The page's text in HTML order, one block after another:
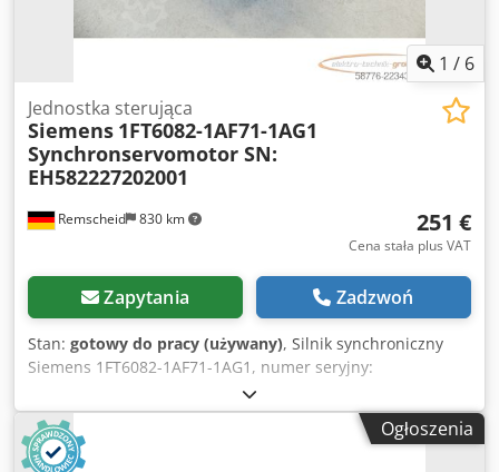
1 / 6
Remscheid 830 km
Jednostka sterująca
Siemens 1FT6082-1AF71-1AG1
Synchronservomotor SN:
EH582227202001
251 €
Cena stała plus VAT
Zapytania Zadzwoń
Stan: gotowy do pracy (używany), Silnik synchroniczny
Siemens 1FT6082-1AF71-1AG1, numer seryjny:
EH582227202001, wyposażony w enkoder optyczny 2048
impulsów/obrotu, używany, w dobrym stanie, w pełni
sprawny. Zakres dostawy zgodny ze zdjęciami. Djdpfszl N R
Hjx Aatskr
Ogłoszenia